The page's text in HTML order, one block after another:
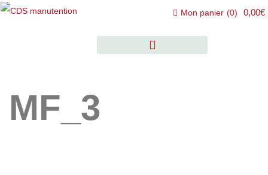
Mon panier (0) 0,00€
MF_3